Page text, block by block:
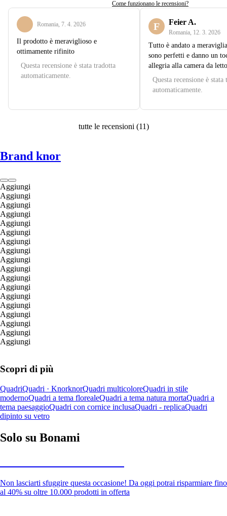
Come funzionano le recensioni?
Romania 7. 4. 2026
Il prodotto è meraviglioso e
ottimamente rifinito
Questa recensione è stata tradotta
automaticamente.
F Feier A.
Romania 12. 3. 2026
Tutto è andato a
sono perfetti e danno un
allegria alla camera da
Questa recensione è stata
automaticamente.
tutte le recensioni (11)
Brand knor
Aggiungi
Aggiungi
Aggiungi
Aggiungi
Aggiungi
Aggiungi
Aggiungi
Aggiungi
Aggiungi
Aggiungi
Aggiungi
Aggiungi
Aggiungi
Aggiungi
Aggiungi
Aggiungi
Aggiungi
Aggiungi
Scopri di più
QuadriQuadri · KnorknorQuadri multicoloreQuadri in stile
modernoQuadri a tema florealeQuadri a tema natura mortaQuadri a
tema paesaggioQuadri con cornice inclusaQuadri - replicaQuadri
dipinto su vetro
Solo su Bonami
Non lasciarti sfuggire questa occasione! Da oggi potrai risparmiare fino
al 40% su oltre 10.000 prodotti in offerta